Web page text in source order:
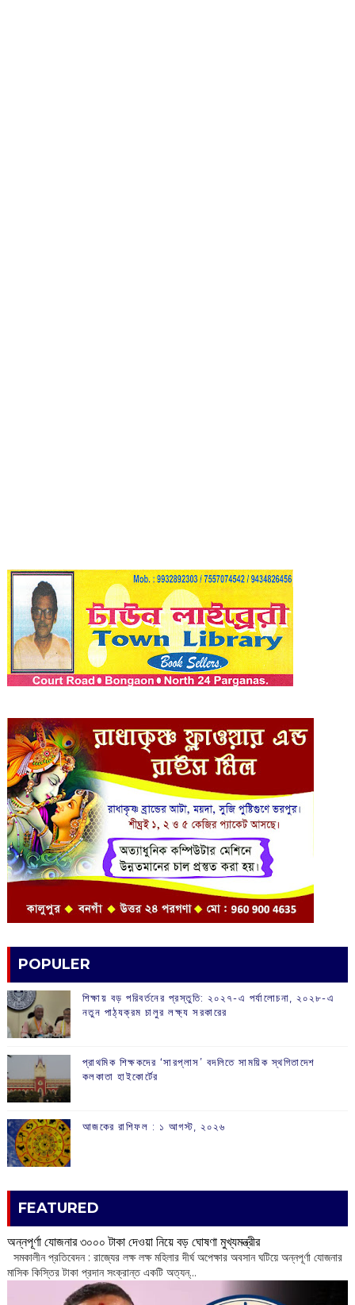
POPULER
শিক্ষায় বড় পরিবর্তনের প্রস্তুতি: ২০২৭-এ পর্যালোচনা, ২০২৮-এ
নতুন পাঠ্যক্রম চালুর লক্ষ্য সরকারের
প্রাথমিক শিক্ষকদের ‘সারপ্লাস’ বদলিতে সাময়িক স্থগিতাদেশ
কলকাতা হাইকোর্টের
আজকের রাশিফল :‌ ‌‌১ আগস্ট, ২০২৬
FEATURED
অন্নপূর্ণা যোজনার ৩০০০ টাকা দেওয়া নিয়ে বড় ঘোষণা মুখ্যমন্ত্রীর
সমকালীন প্রতিবেদন : রাজ্যের লক্ষ লক্ষ মহিলার দীর্ঘ অপেক্ষার অবসান ঘটিয়ে অন্নপূর্ণা যোজনার
মাসিক কিস্তির টাকা প্রদান সংক্রান্ত একটি অত্যন্...